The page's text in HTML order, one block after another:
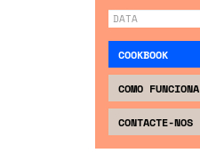
COOKBOOK
COMO FUNCIONA
CONTACTE-NOS